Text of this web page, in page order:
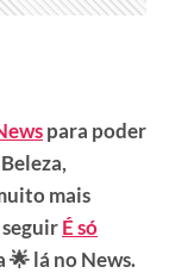
para poder
mais
É só
🌟 lá no News.